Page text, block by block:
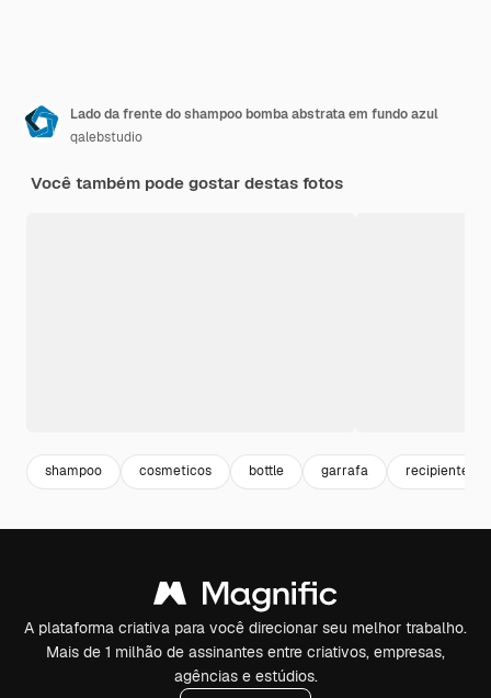
Lado da frente do shampoo bomba abstrata em fundo azul
qalebstudio
Você também pode gostar destas fotos
shampoo cosmeticos bottle garrafa recipiente
A plataforma criativa para você direcionar seu melhor trabalho.
Mais de 1 milhão de assinantes entre criativos, empresas,
agências e estúdios.